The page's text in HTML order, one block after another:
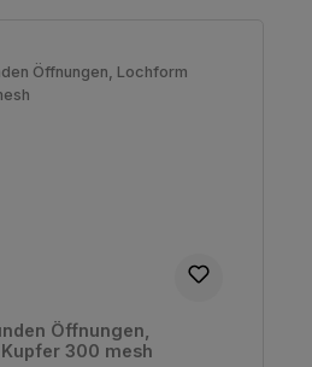
Öffnungen,
300 mesh